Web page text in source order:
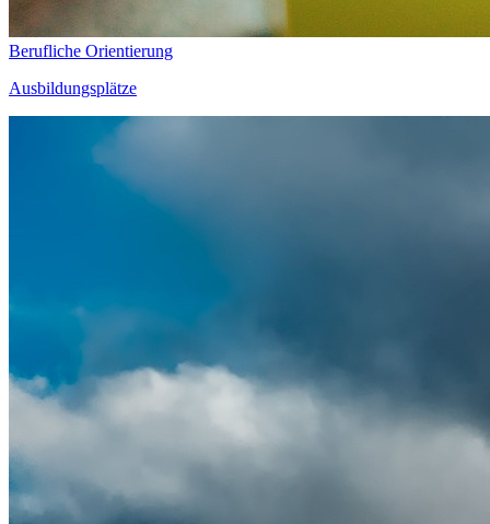
Berufliche Orientierung
Ausbildungsplätze